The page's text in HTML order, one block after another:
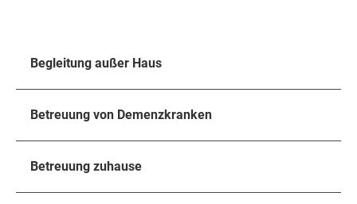
Begleitung außer Haus
Betreuung von Demenzkranken
Betreuung zuhause